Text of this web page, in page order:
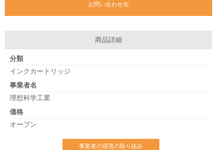
お問い合わせ先
商品詳細
分類
インクカートリッジ
事業者名
理想科学工業
価格
オープン
事業者の環境の取り組み